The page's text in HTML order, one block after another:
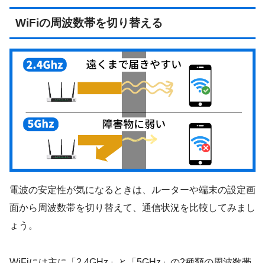
WiFiの周波数帯を切り替える
電波の安定性が気になるときは、ルーターや端末の設定画
面から周波数帯を切り替えて、通信状況を比較してみまし
ょう。